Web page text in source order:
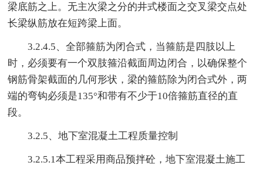
梁底筋之上。无主次梁之分的井式楼面之交叉梁交点处
长梁纵筋放在短跨梁上面。
3.2.4.5、全部箍筋为闭合式，当箍筋是四肢以上
时，必须要有一个双肢箍沿截面周边闭合，以确保整个
钢筋骨架截面的几何形状，梁的箍筋除为闭合式外，两
端的弯钩必须是135°和带有不少于10倍箍筋直径的直
段。
3.2.5、地下室混凝土工程质量控制
3.2.5.1本工程采用商品预拌砼，地下室混凝土施工